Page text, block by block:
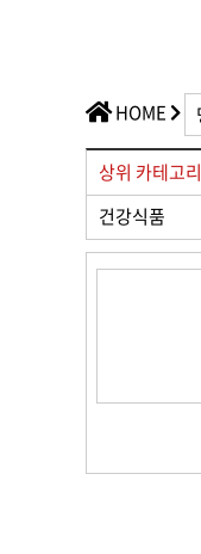
HOME
상위 카테고리
건강식품